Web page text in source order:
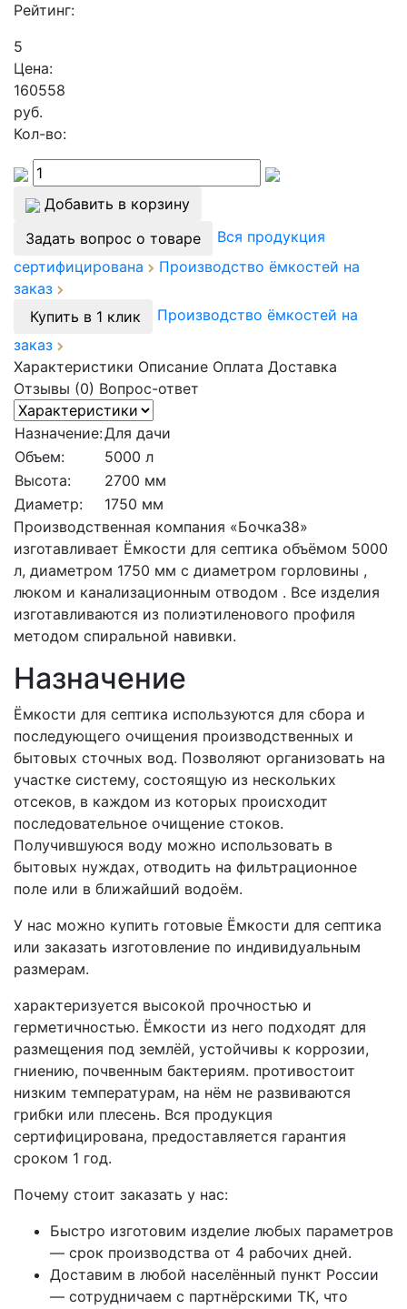
Рейтинг:
5
Цена:
160558
руб.
Кол-во:
Добавить в корзину
Задать вопрос о товаре
Вся продукция
сертифицирована
Производство ёмкостей на
заказ
Купить в 1 клик
Производство ёмкостей на
заказ
Характеристики Описание Оплата Доставка
Отзывы (0) Вопрос-ответ
Назначение:Для дачи
Объем:
5000 л
Высота:
2700 мм
Диаметр:
1750 мм
Производственная компания «Бочка38»
изготавливает Ёмкости для септика объёмом 5000
л, диаметром 1750 мм с диаметром горловины ,
люком и канализационным отводом . Все изделия
изготавливаются из полиэтиленового профиля
методом спиральной навивки.
Назначение
Ёмкости для септика используются для сбора и
последующего очищения производственных и
бытовых сточных вод. Позволяют организовать на
участке систему, состоящую из нескольких
отсеков, в каждом из которых происходит
последовательное очищение стоков.
Получившуюся воду можно использовать в
бытовых нуждах, отводить на фильтрационное
поле или в ближайший водоём.
У нас можно купить готовые Ёмкости для септика
или заказать изготовление по индивидуальным
размерам.
характеризуется высокой прочностью и
герметичностью. Ёмкости из него подходят для
размещения под землёй, устойчивы к коррозии,
гниению, почвенным бактериям. противостоит
низким температурам, на нём не развиваются
грибки или плесень. Вся продукция
сертифицирована, предоставляется гарантия
сроком 1 год.
Почему стоит заказать у нас:
Быстро изготовим изделие любых параметров
— срок производства от 4 рабочих дней.
Доставим в любой населённый пункт России
— сотрудничаем с партнёрскими ТК, что